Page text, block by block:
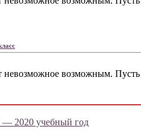
возможным. Пусть